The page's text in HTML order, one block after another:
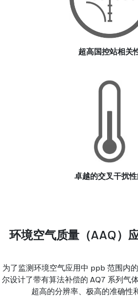
超高国控站相关
卓越的交叉干扰
环境空气质量（AAQ）
为了监测环境空气应用中 ppb 范围内
尔设计了带有算法补偿的 AQ7 系列气
超高的分辨率、极高的准确性